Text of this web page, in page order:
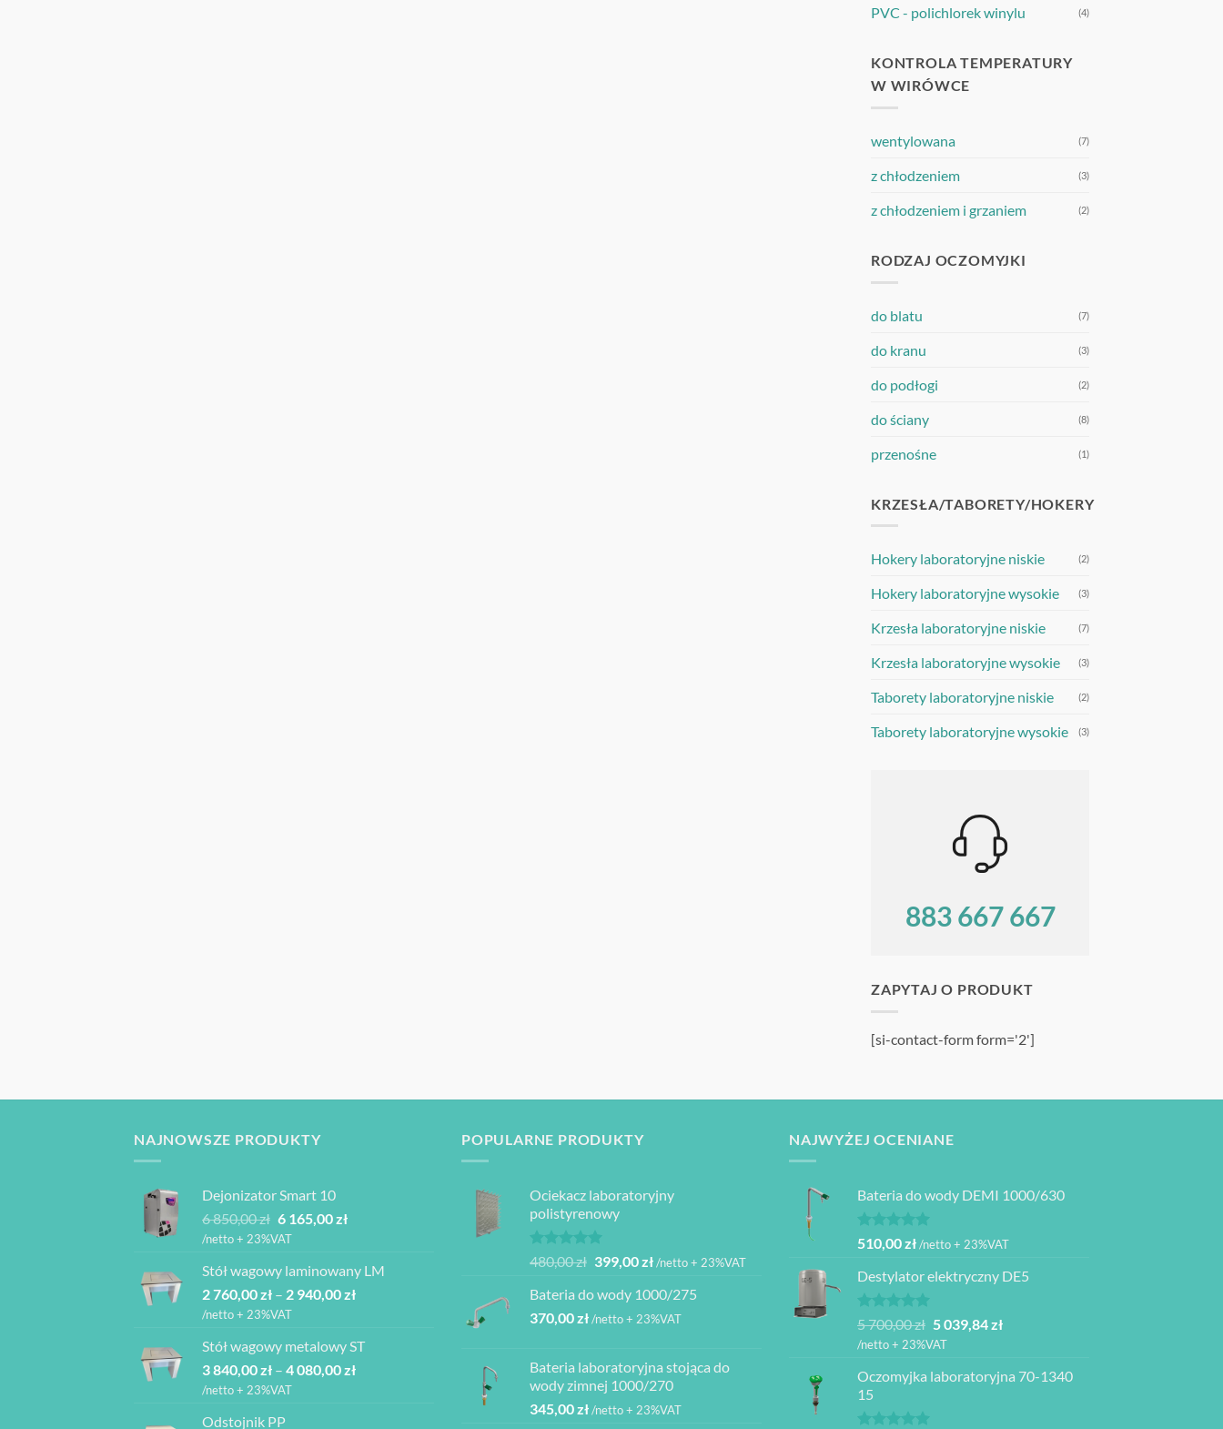
PVC - polichlorek winylu (4)
KONTROLA TEMPERATURY
W WIRÓWCE
wentylowana (7)
z chłodzeniem (3)
z chłodzeniem i grzaniem (2)
RODZAJ OCZOMYJKI
do blatu (7)
do kranu (3)
do podłogi (2)
do ściany (8)
przenośne (1)
KRZESŁA/TABORETY/HOKERY
Hokery laboratoryjne niskie (2)
Hokery laboratoryjne wysokie (3)
Krzesła laboratoryjne niskie (7)
Krzesła laboratoryjne wysokie (3)
Taborety laboratoryjne niskie (2)
Taborety laboratoryjne wysokie (3)
883 667 667
ZAPYTAJ O PRODUKT
[si-contact-form form='2']
NAJNOWSZE PRODUKTY
Dejonizator Smart 10
6 850,00zł Pierwotna
cena
6
850,00 zł.
6 165,00złAktualna
6
165,00 zł.
/netto + 23%VAT
Stół wagowy laminowany LM
2 760,00zł – 2 940,00złZakres
2
760,00 zł
/netto + 23%VAT
Stół wagowy metalowy ST
3 840,00zł – 4 080,00złZakres
/netto + 23%VAT
Odstojnik PP
POPULARNE PRODUKTY
Ociekacz laboratoryjny
polistyrenowy
Oceniono
na 5
480,00zł Pierwotna
wynosiła:
480,00 zł.
399,00złAktualna
wynosi:
399,00 zł.
/netto + 23%VAT
Bateria do wody 1000/275
370,00zł/netto + 23%VAT
Bateria laboratoryjna stojąca do
wody zimnej 1000/270
345,00zł/netto + 23%VAT
NAJWYŻEJ OCENIANE
Bateria do wody DEMI 1000/630
Oceniono
na 5
510,00zł/netto + 23%VAT
Destylator elektryczny DE5
Oceniono
5.00
na 5
5 700,00zł Pierwotna
cena
5
5 039,84złAktualna
5
/netto + 23%VAT
Oczomyjka laboratoryjna 70-1340
15